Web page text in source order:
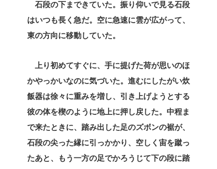
石段の下まできていた。振り仰いで見る石段
はいつも長く急だ。空に急速に雲が広がって、
東の方向に移動していた。
上り初めてすぐに、手に提げた荷が思いのほ
かやっかいなのに気づいた。進むにしたがい炊
飯器は徐々に重みを増し、引き上げようとする
彼の体を楔のように地上に押し戻した。中程ま
で来たときに、踏み出した足のズボンの裾が、
石段の尖った縁に引っかかり、空しく宙を蹴っ
たあと、もう一方の足でかろうじて下の段に踏